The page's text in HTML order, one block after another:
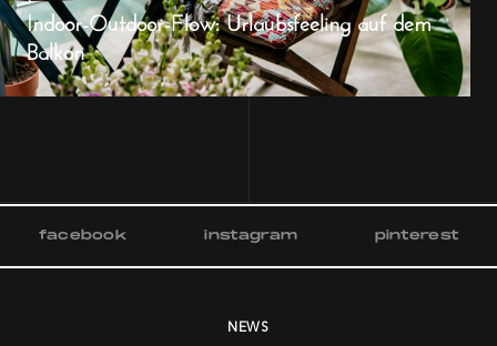
Indoor-Outdoor-Flow: Urlaubsfeeling auf dem
Balkon
facebook instagram pinterest
NEWS